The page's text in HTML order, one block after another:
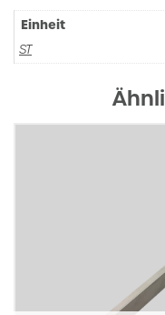
Einheit
ST